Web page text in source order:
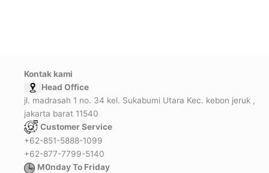
Kontak kami
Head Office
jl. madrasah 1 no. 34 kel. Sukabumi Utara Kec. kebon jeruk ,
jakarta barat 11540
Customer Service
+62-851-5888-1099
+62-877-7799-5140
M0nday To Friday